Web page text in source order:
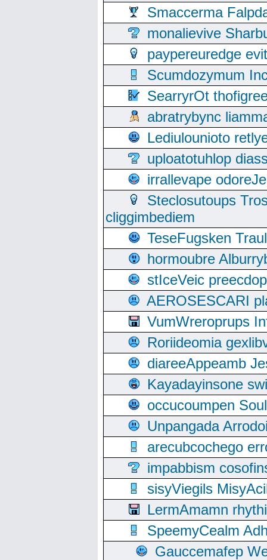
Smaccerma
monalievive
paypereuredge
Scumdozymum
SearryrOt
abratrybync
Lediulounioto
uploatotuhlop
irrallevape
Steclosutoups
cliggimbediem
TeseFugsken
hormoubre
stIceVeic
AEROSESCARI
VumWreroprups
Roriideomia
diareeAppeamb
Kayadayinsone
occucoumpen
Unpangada
arecubcochego
impabbism
sisyViegils
LermAmamn
SpeemyCealm
Gauccemafep